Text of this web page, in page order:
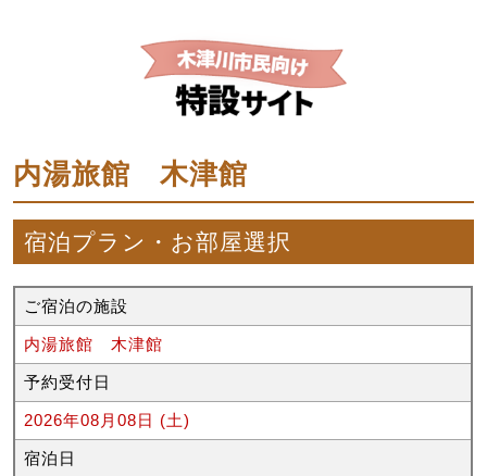
内湯旅館 木津館
宿泊プラン・お部屋選択
ご宿泊の施設
内湯旅館 木津館
予約受付日
2026年08月08日 (土)
宿泊日